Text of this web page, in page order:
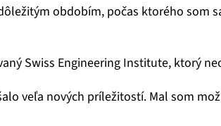
obdobím, počas ktorého
Swiss Engineering Institute, ktorý
veľa nových príležitostí. Mal som